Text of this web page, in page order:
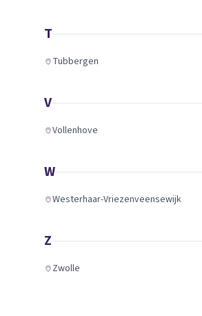
T
Tubbergen
V
Vollenhove
W
Westerhaar-Vriezenveensewijk
Z
Zwolle